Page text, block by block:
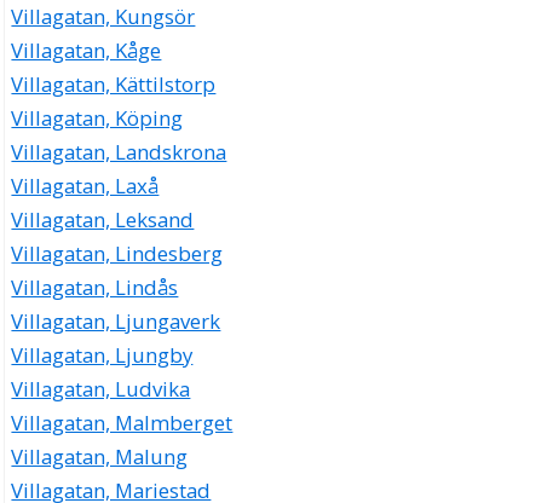
Villagatan, Kungsör
Villagatan, Kåge
Villagatan, Kättilstorp
Villagatan, Köping
Villagatan, Landskrona
Villagatan, Laxå
Villagatan, Leksand
Villagatan, Lindesberg
Villagatan, Lindås
Villagatan, Ljungaverk
Villagatan, Ljungby
Villagatan, Ludvika
Villagatan, Malmberget
Villagatan, Malung
Villagatan, Mariestad